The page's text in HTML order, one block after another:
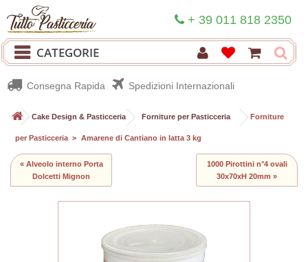
+ 39 011 818 2350
CATEGORIE
Consegna Rapida Spedizioni Internazionali
> Cake Design & Pasticceria >Forniture per Pasticceria > Forniture
per Pasticceria > Amarene di Cantiano in latta 3 kg
« Alveolo interno Porta
Dolcetti Mignon
1000 Pirottini n°4 ovali
30x70xH 20mm »